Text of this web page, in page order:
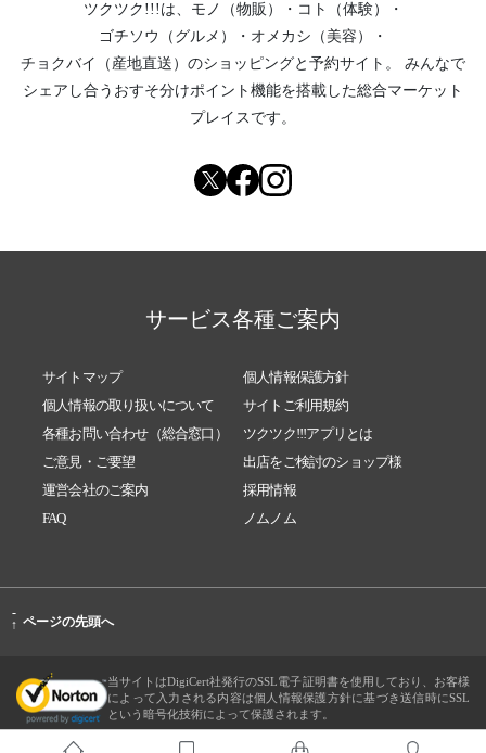
ツクツク!!!は、 モノ（物販） ・ コト（体験）
・
ゴチソウ（グルメ）
・ オメカシ（美容）
・
チョクバイ（産地直送） のショッピングと予約サイト。
みんなで
シェアし合う おすそ分けポイント機能を搭載した総合マーケット
プレイスです。
サービス各種ご案内
サイトマップ
個人情報保護方針
個人情報の取り扱いについて
サイトご利用規約
各種お問い合わせ（総合窓口）
ツクツク!!!アプリとは
ご意見・ご要望
出店をご検討のショップ様
運営会社のご案内
採用情報
FAQ
ノムノム
-
↑ ページの先頭へ
当サイトはDigiCert社発行のSSL電子証明書を使用しており、お客様
によって入力される内容は個人情報保護方針に基づき送信時にSSL
という暗号化技術によって保護されます。